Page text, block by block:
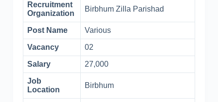
Recruitment
Organization
Birbhum Zilla Parishad
Post Name Various
Vacancy 02
Salary 27,000
Job
Location
Birbhum